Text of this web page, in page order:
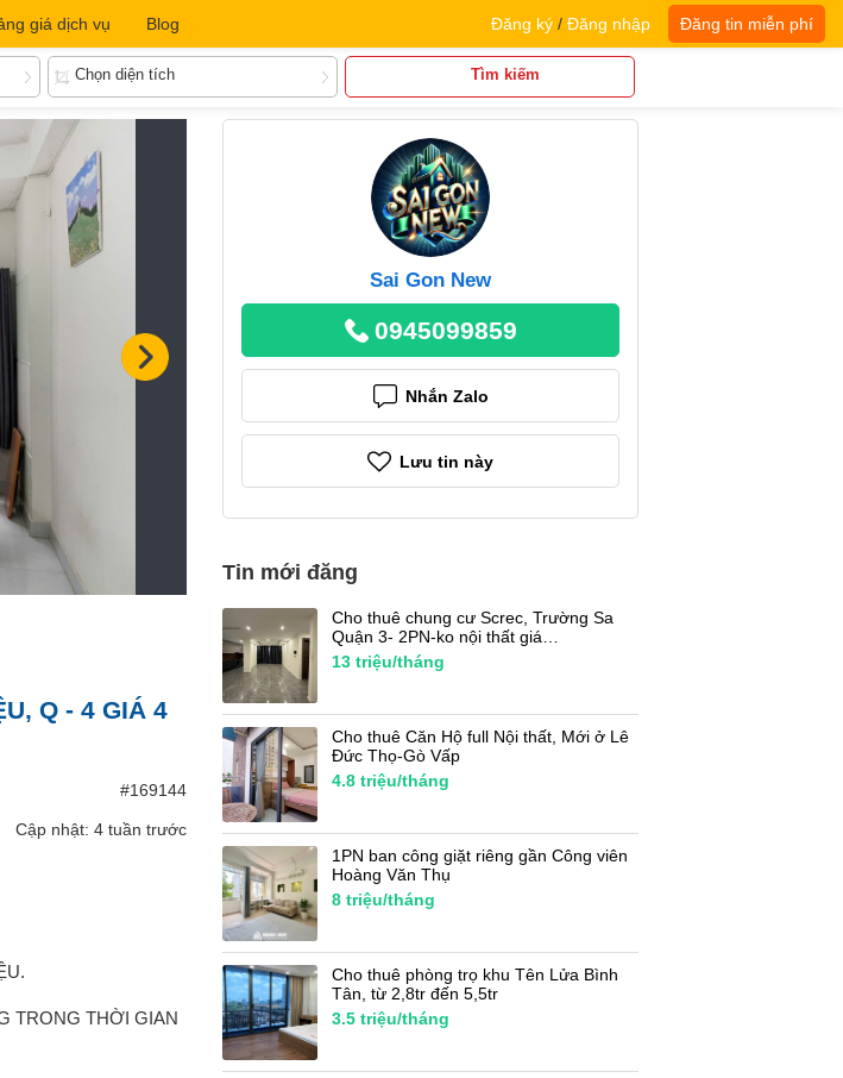
giá dịch vụ Blog Đăng ký / Đăng nhập Đăng tin miễn phí
Chọn diện tích Tìm kiếm
Q - 4 GIÁ 4
#169144
Cập nhật: 4 tuần trước
TRONG THỜI GIAN
Sai Gon New
0945099859
Nhắn Zalo
Lưu tin này
Tin mới đăng
Cho thuê chung cư Screc, Trường Sa
Quận 3- 2PN-ko nội thất giá…
13 triệu/tháng
Cho thuê Căn Hộ full Nội thất, Mới ở Lê
Đức Thọ-Gò Vấp
4.8 triệu/tháng
1PN ban công giặt riêng gần Công viên
Hoàng Văn Thụ
8 triệu/tháng
Cho thuê phòng trọ khu Tên Lửa Bình
Tân, từ 2,8tr đến 5,5tr
3.5 triệu/tháng